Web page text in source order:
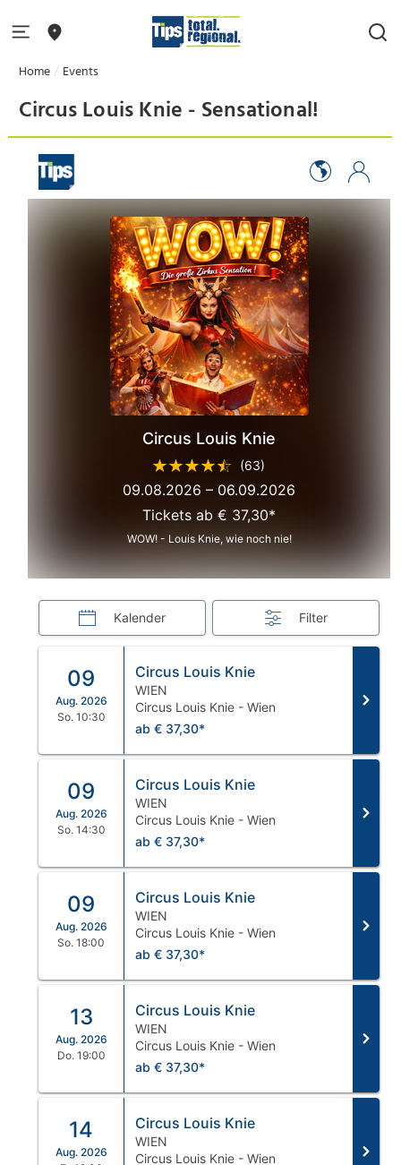
Home Events
Circus Louis Knie - Sensational!